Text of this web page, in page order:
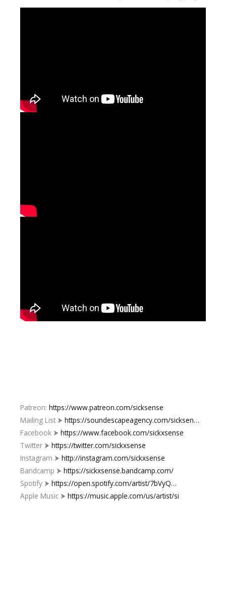
Patreon: https://www.patreon.com/sicksense
Mailing List ⮞ https://soundescapeagency.com/sicksen…
Facebook ⮞ https://www.facebook.com/sickxsense
Twitter ⮞ https://twitter.com/sickxsense
Instagram ⮞ http://instagram.com/sickxsense
Bandcamp ⮞ https://sickxsense.bandcamp.com/
Spotify ⮞ https://open.spotify.com/artist/7bVyQ…
Apple Music ⮞ https://music.apple.com/us/artist/si